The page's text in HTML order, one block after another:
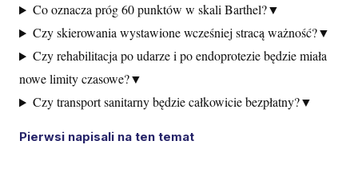
Co oznacza próg 60 punktów w skali Barthel?▼
Czy skierowania wystawione wcześniej stracą ważność?▼
Czy rehabilitacja po udarze i po endoprotezie będzie miała
nowe limity czasowe?▼
Czy transport sanitarny będzie całkowicie bezpłatny?▼
Pierwsi napisali na ten temat